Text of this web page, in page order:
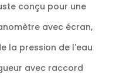
conçu pour une
avec écran,
la pression de l'eau
avec raccord